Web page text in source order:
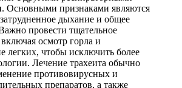
Основными признаками являются
дыхание и общее
провести тщательное
осмотр горла и
легких, чтобы исключить более
Лечение трахеита обычно
противовирусных и
препаратов, а также